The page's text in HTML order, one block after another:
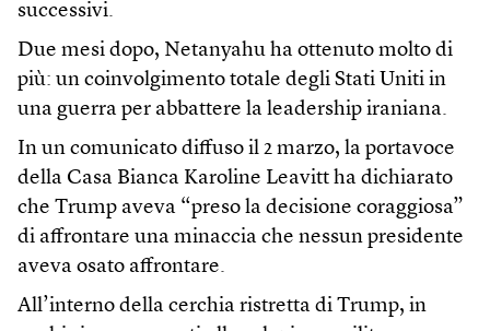
successivi.
Due mesi dopo, Netanyahu ha ottenuto molto di
più: un coinvolgimento totale degli Stati Uniti in
una guerra per abbattere la leadership iraniana.
In un comunicato diffuso il 2 marzo, la portavoce
della Casa Bianca Karoline Leavitt ha dichiarato
che Trump aveva “preso la decisione coraggiosa”
di affrontare una minaccia che nessun presidente
aveva osato affrontare.
All’interno della cerchia ristretta di Trump, in